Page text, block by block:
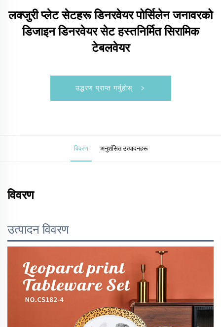
लक्जुरी प्लेट सेटहरू डिनरवेयर पोर्सिलेन जनावरको
डिजाइन डिनरवेयर सेट हस्तनिर्मित सिरामिक
टेबलवेयर
उद्धरण प्राप्त गर्नुहोस्
विवरण अनुशंसित उत्पादनहरू
विवरण
उत्पादन विवरण